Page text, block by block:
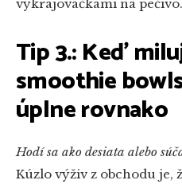
vykrajovačkami na pečivo.
Tip 3.: Keď
smoothie
úplne rovnako
Hodí sa ako desiata alebo
Kúzlo výživ z obchodu je,